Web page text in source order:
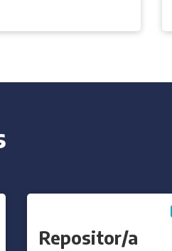
Ayudante de